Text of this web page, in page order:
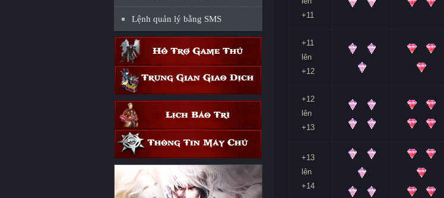
Lệnh quản lý bằng SMS
+11
+11
lên
+12
+12
lên
+13
+13
lên
+14